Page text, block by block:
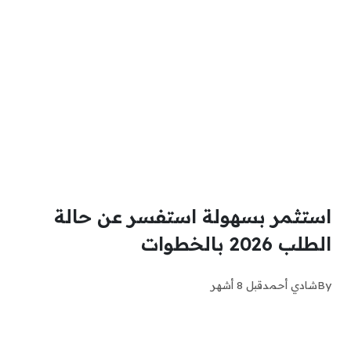
استثمر بسهولة استفسر عن حالة
الطلب 2026 بالخطوات
Byشادي أحمدقبل 8 أشهر